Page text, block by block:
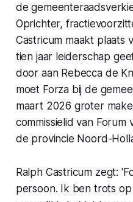
de
Oprichter,
Castricum maakt plaats
tien jaar leiderschap
door aan Rebecca de
moet Forza bij de
maart 2026 groter
commissielid van Forum
de provincie Noord-
Ralph Castricum zegt:
persoon. Ik ben trots